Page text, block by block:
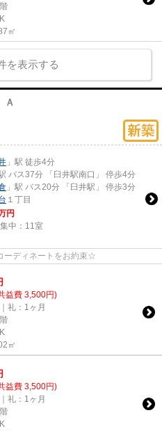
㎡
を表示する
Ａ
」駅 徒歩4分
バス37分 「臼井駅南口」 停歩4分
」駅 バス20分 「臼井駅」 停歩3分
１丁目
円
中： 11室
ーディネートをお約束☆
益費 3,500円)
礼：1ヶ月
㎡
益費 3,500円)
礼：1ヶ月